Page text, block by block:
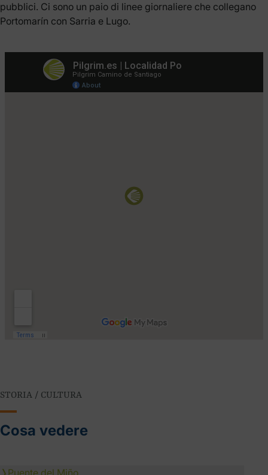
pubblici. Ci sono un paio di linee giornaliere che collegano
Portomarín con Sarria e Lugo.
STORIA / CULTURA
Cosa vedere